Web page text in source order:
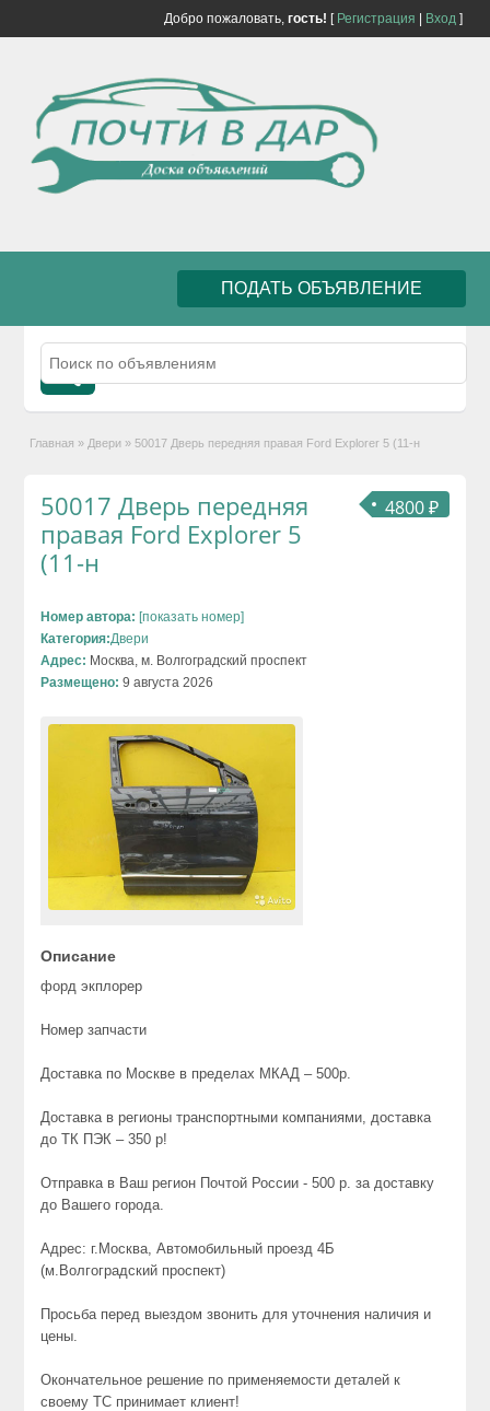
Добро пожаловать, гость! [ Регистрация Вход]
ПОДАТЬ ОБЪЯВЛЕНИЕ
Главная » Двери » 50017 Дверь передняя правая Ford Explorer 5 (11-н
4800 ₽
50017 Дверь передняя
правая Ford Explorer 5
(11-н
Номер автора: [показать номер]
Категория:Двери
Адрес: Москва, м. Волгоградский проспект
Размещено: 9 августа 2026
Описание
форд экплорер
Номер запчасти
Доставка по Москве в пределах МКАД – 500р.
Доставка в регионы транспортными компаниями, доставка
до ТК ПЭК – 350 р!
Отправка в Ваш регион Почтой России - 500 р. за доставку
до Вашего города.
Адрес: г.Москва, Автомобильный проезд 4Б
(м.Волгоградский проспект)
Просьба перед выездом звонить для уточнения наличия и
цены.
Окончательное решение по применяемости деталей к
своему ТС принимает клиент!